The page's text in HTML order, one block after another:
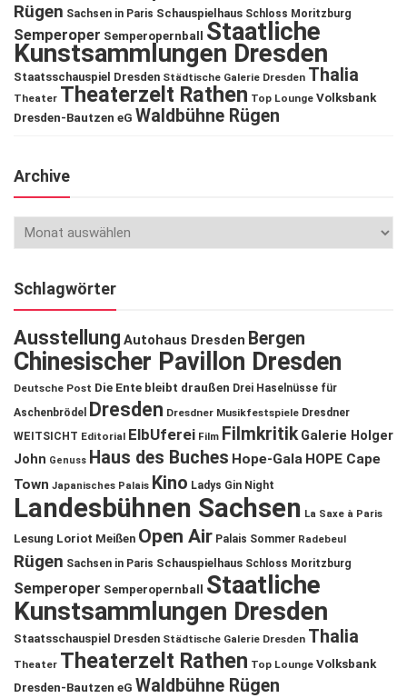
Rügen Sachsen in Paris Schauspielhaus Schloss Moritzburg
Semperoper Semperopernball Staatliche
Kunstsammlungen Dresden
Staatsschauspiel Dresden Städtische Galerie Dresden Thalia
Theater Theaterzelt Rathen Top Lounge Volksbank
Dresden-Bautzen eG Waldbühne Rügen
Archive
Schlagwörter
Ausstellung Autohaus Dresden Bergen
Chinesischer Pavillon Dresden
Deutsche Post Die Ente bleibt draußen Drei Haselnüsse für
Aschenbrödel
Dresden Dresdner Musikfestspiele Dresdner
WEITSICHT Editorial ElbUferei Film Filmkritik Galerie Holger
John Genuss Haus des Buches Hope-Gala HOPE Cape
Town Japanisches Palais Kino Ladys Gin Night
Landesbühnen Sachsen La Saxe à Paris
Lesung Loriot Meißen Open Air Palais Sommer Radebeul
Rügen Sachsen in Paris Schauspielhaus Schloss Moritzburg
Semperoper Semperopernball
Staatliche
Kunstsammlungen Dresden
Staatsschauspiel Dresden Städtische Galerie Dresden Thalia
Theater Theaterzelt Rathen Top Lounge Volksbank
Dresden-Bautzen eG Waldbühne Rügen